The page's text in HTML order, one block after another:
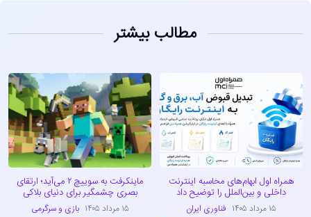
مطالب بیشتر
همراه اول ابهام‌های محاسبه اینترنت
داخلی و بین‌الملل را توضیح داد
۱۵ مرداد ۱۴۰۵ فناوری ایران
ماینکرفت به سوییچ ۲ می‌آید؛ ارتقای
بصری چشمگیر برای دنیای بلاکی
۱۵ مرداد ۱۴۰۵ بازی و سرگرمی